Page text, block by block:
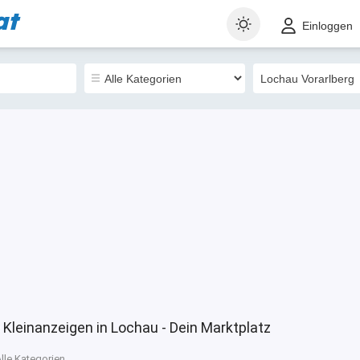
Einloggen
in Lochau - Dein Marktplatz